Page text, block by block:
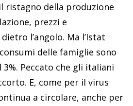
ristagno della produzione
prezzi e
l’angolo. Ma l’Istat
delle famiglie sono
Peccato che gli italiani
E, come per il virus
a circolare, anche per